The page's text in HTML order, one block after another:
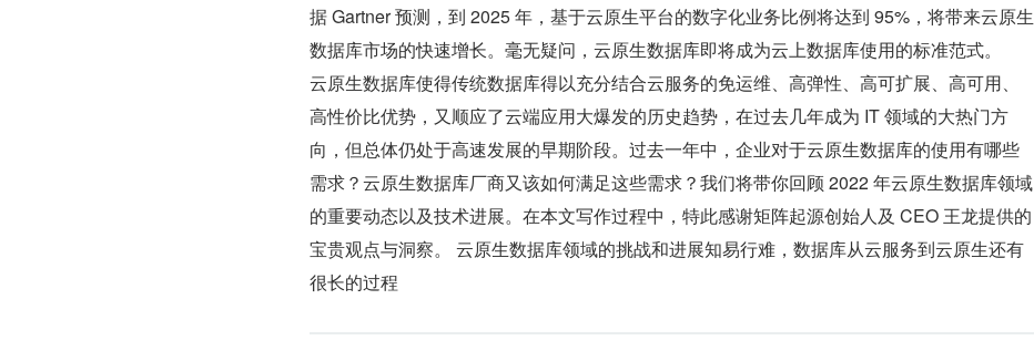
据 Gartner 预测，到 2025 年，基于云原生平台的数字化业务比例将达到 95%，将带来云原生
数据库市场的快速增长。毫无疑问，云原生数据库即将成为云上数据库使用的标准范式。
云原生数据库使得传统数据库得以充分结合云服务的免运维、高弹性、高可扩展、高可用、
高性价比优势，又顺应了云端应用大爆发的历史趋势，在过去几年成为 IT 领域的大热门方
向，但总体仍处于高速发展的早期阶段。过去一年中，企业对于云原生数据库的使用有哪些
需求？云原生数据库厂商又该如何满足这些需求？我们将带你回顾 2022 年云原生数据库领域
的重要动态以及技术进展。在本文写作过程中，特此感谢矩阵起源创始人及 CEO 王龙提供的
宝贵观点与洞察。 云原生数据库领域的挑战和进展知易行难，数据库从云服务到云原生还有
很长的过程